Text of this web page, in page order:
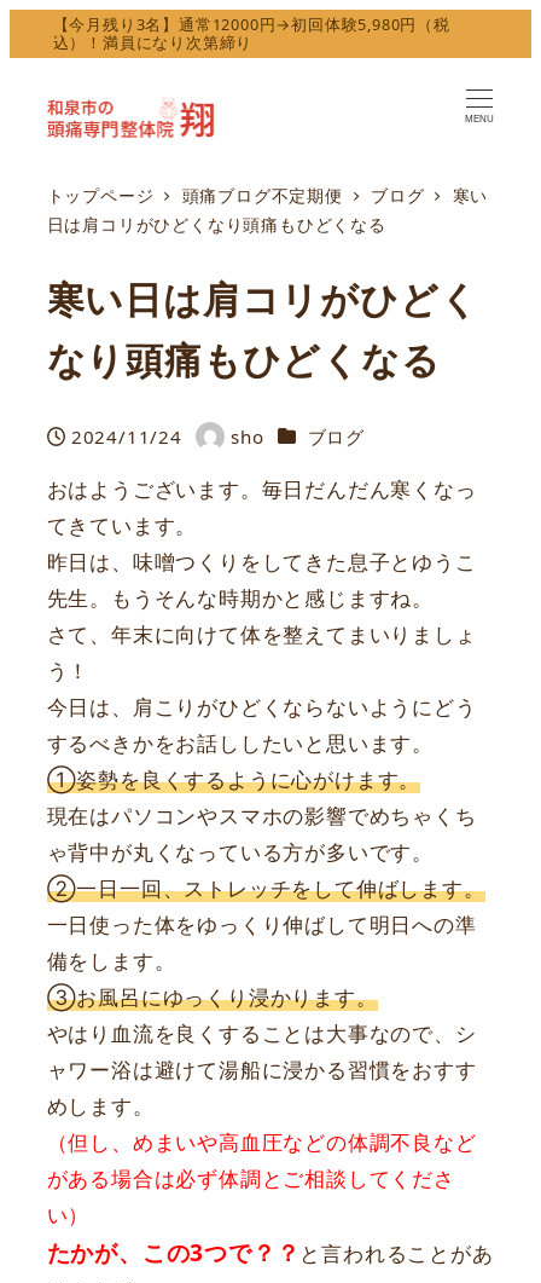
【今月残り3名】通常12000円→初回体験5,980円（税
込）！満員になり次第締り
MENU
トップページ 頭痛ブログ不定期便 ブログ
寒い
日は肩コリがひどくなり頭痛もひどくなる
寒い日は肩コリがひどく
なり頭痛もひどくなる
投稿日
2024/11/24
著
者
sho カテゴリー
ブログ
おはようございます。毎日だんだん寒くなっ
てきています。
昨日は、味噌つくりをしてきた息子とゆうこ
先生。もうそんな時期かと感じますね。
さて、年末に向けて体を整えてまいりましょ
う！
今日は、肩こりがひどくならないようにどう
するべきかをお話ししたいと思います。
①姿勢を良くするように心がけます。
現在はパソコンやスマホの影響でめちゃくち
ゃ背中が丸くなっている方が多いです。
②一日一回、ストレッチをして伸ばします。
一日使った体をゆっくり伸ばして明日への準
備をします。
③お風呂にゆっくり浸かります。
やはり血流を良くすることは大事なので、シ
ャワー浴は避けて湯船に浸かる習慣をおすす
めします。
（但し、めまいや高血圧などの体調不良など
がある場合は必ず体調とご相談してくださ
い）
たかが、この3つで？？ と言われることがあ